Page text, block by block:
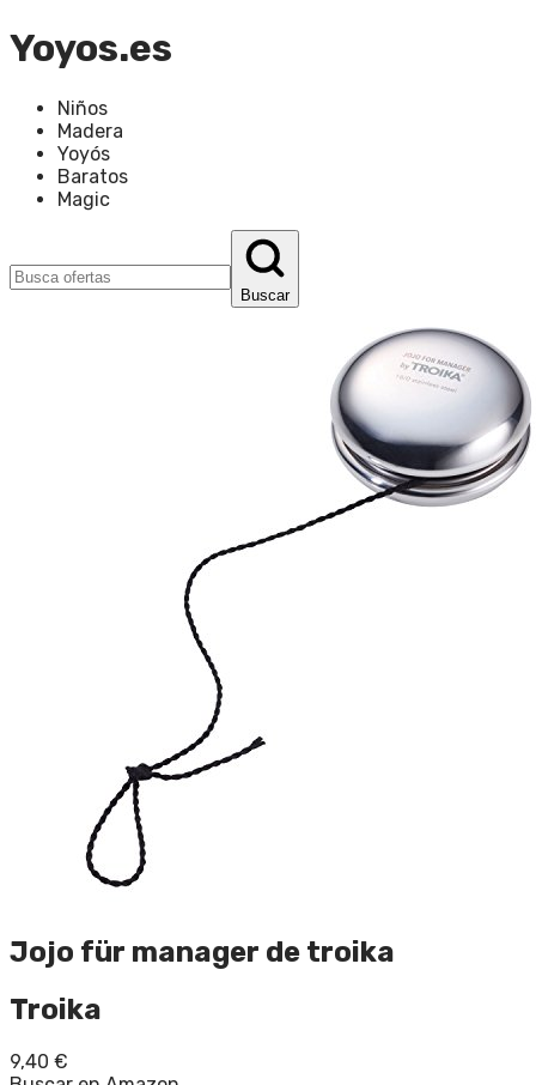
Yoyos.es
Niños
Madera
Yoyós
Baratos
Magic
Buscar
Jojo für manager de troika
Troika
9,40 €